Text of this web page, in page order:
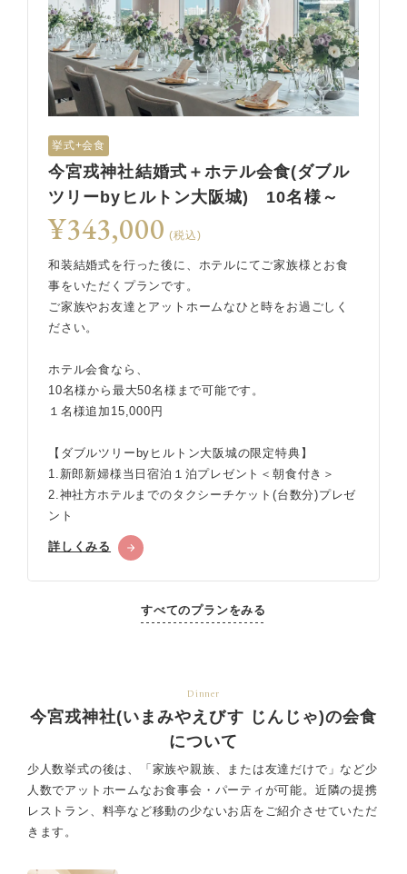
挙式+会食
今宮戎神社結婚式＋ホテル会食(ダブル
ツリーbyヒルトン大阪城) 10名様～
¥343,000 (税込)
和装結婚式を行った後に、ホテルにてご家族様とお食
事をいただくプランです。
ご家族やお友達とアットホームなひと時をお過ごしく
ださい。
ホテル会食なら、
10名様から最大50名様まで可能です。
１名様追加15,000円
【ダブルツリーbyヒルトン大阪城の限定特典】
1.新郎新婦様当日宿泊１泊プレゼント＜朝食付き＞
2.神社方ホテルまでのタクシーチケット(台数分)プレゼ
ント
詳しくみる
すべてのプランをみる
Dinner
今宮戎神社(いまみやえびす じんじゃ)の会食
について
少人数挙式の後は、「家族や親族、または友達だけで」など少
人数でアットホームなお食事会・パーティが可能。 近隣の提携
レストラン、料亭など移動の少ないお店をご紹介させていただ
きます。